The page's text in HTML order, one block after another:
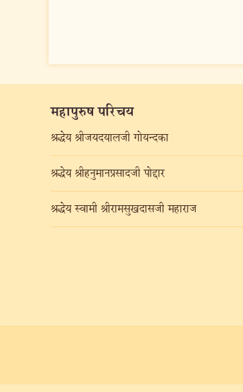
महापुरुष परिचय
श्रद्धेय श्रीजयदयालजी गोयन्दका
श्रद्धेय श्रीहनुमानप्रसादजी पोद्दार
श्रद्धेय स्वामी श्रीरामसुखदासजी महाराज